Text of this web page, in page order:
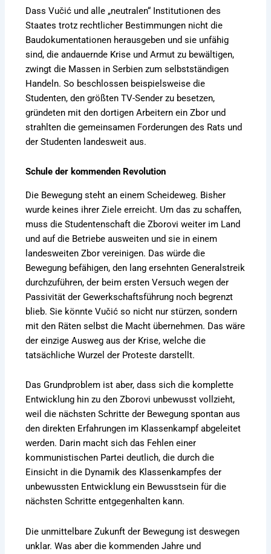
Dass Vučić und alle „neutralen“ Institutionen des
Staates trotz rechtlicher Bestimmungen nicht die
Baudokumentationen herausgeben und sie unfähig
sind, die andauernde Krise und Armut zu bewältigen,
zwingt die Massen in Serbien zum selbstständigen
Handeln. So beschlossen beispielsweise die
Studenten, den größten TV-Sender zu besetzen,
gründeten mit den dortigen Arbeitern ein Zbor und
strahlten die gemeinsamen Forderungen des Rats und
der Studenten landesweit aus.
Schule der kommenden Revolution
Die Bewegung steht an einem Scheideweg. Bisher
wurde keines ihrer Ziele erreicht. Um das zu schaffen,
muss die Studentenschaft die Zborovi weiter im Land
und auf die Betriebe ausweiten und sie in einem
landesweiten Zbor vereinigen. Das würde die
Bewegung befähigen, den lang ersehnten Generalstreik
durchzuführen, der beim ersten Versuch wegen der
Passivität der Gewerkschaftsführung noch begrenzt
blieb. Sie könnte Vučić so nicht nur stürzen, sondern
mit den Räten selbst die Macht übernehmen. Das wäre
der einzige Ausweg aus der Krise, welche die
tatsächliche Wurzel der Proteste darstellt.
Das Grundproblem ist aber, dass sich die komplette
Entwicklung hin zu den Zborovi unbewusst vollzieht,
weil die nächsten Schritte der Bewegung spontan aus
den direkten Erfahrungen im Klassenkampf abgeleitet
werden. Darin macht sich das Fehlen einer
kommunistischen Partei deutlich, die durch die
Einsicht in die Dynamik des Klassenkampfes der
unbewussten Entwicklung ein Bewusstsein für die
nächsten Schritte entgegenhalten kann.
Die unmittelbare Zukunft der Bewegung ist deswegen
unklar. Was aber die kommenden Jahre und